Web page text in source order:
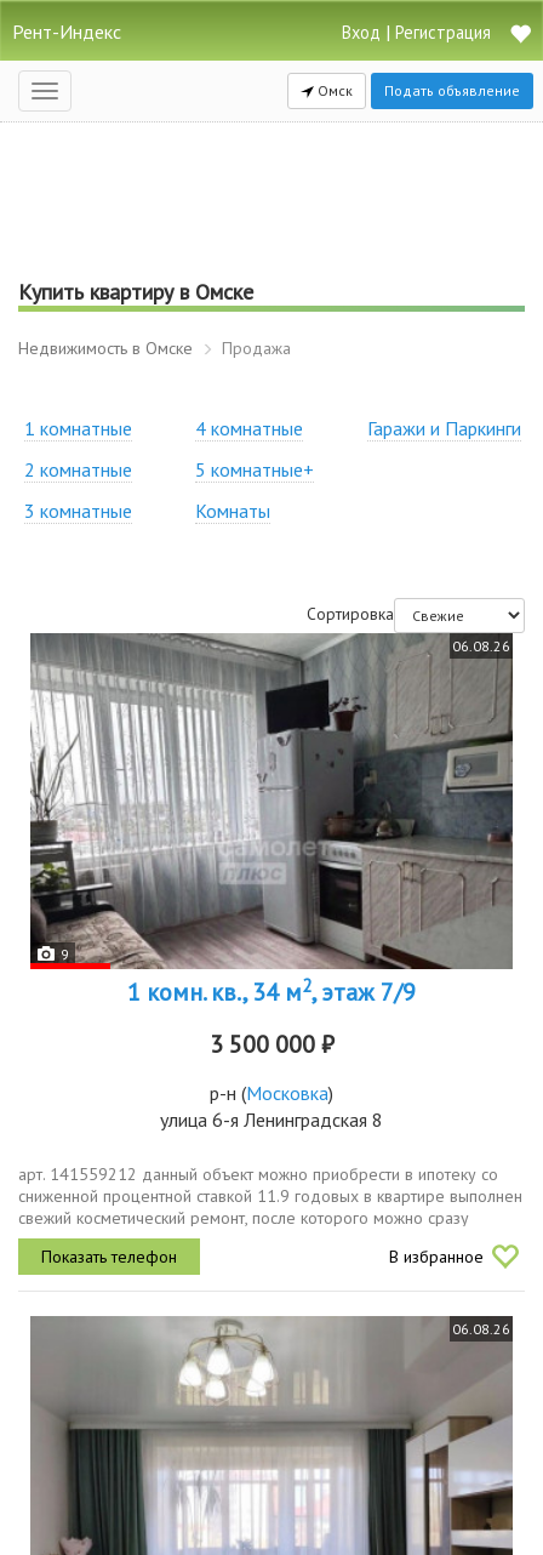
Рент-Индекс Вход | Регистрация
Открыть
навигацию
Омск Подать объявление
Купить квартиру в Омске
Недвижимость в Омске Продажа
1 комнатные
2 комнатные
3 комнатные
4 комнатные
5 комнатные+
Комнаты
Гаражи и Паркинги
Сортировка
06.08.26
9
1 комн. кв., 34 м2, этаж 7/9
3 500 000 ₽
р-н (Московка)
улица 6-я Ленинградская 8
арт. 141559212 данный объект можно приобрести в ипотеку со
сниженной процентной ставкой 11.9 годовых в квартире выполнен
свежий косметический ремонт, после которого можно сразу
заезжать и житьустановлены качественные пластиковые окна с
широкими...
В избранное
06.08.26